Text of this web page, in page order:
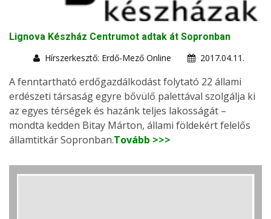
Lignova Készház Centrumot adtak át Sopronban
Hírszerkesztő: Erdő-Mező Online
2017.04.11.
A fenntartható erdőgazdálkodást folytató 22 állami
erdészeti társaság egyre bővülő palettával szolgálja ki
az egyes térségek és hazánk teljes lakosságát –
mondta kedden Bitay Márton, állami földekért felelős
államtitkár Sopronban.Tovább >>>